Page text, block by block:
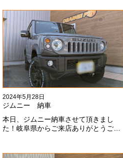
2024年5月28日
ジムニー 納車
本日、ジムニー納車させて頂きまし
た！岐阜県からご来店ありがとうござ
ー、ホイールと、可愛い仕様になりま